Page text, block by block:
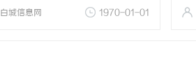
白城信息网 1970-01-01